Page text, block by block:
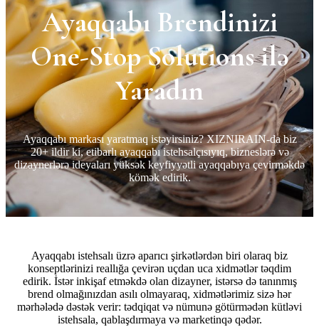
Ayaqqabı Brendinizi
One-Stop Solutions ilə
Yaradın
Ayaqqabı markası yaratmaq istəyirsiniz? XIZNIRAIN-da biz
20+ ildir ki, etibarlı ayaqqabı istehsalçısıyıq, bizneslərə və
dizaynerlərə ideyaları yüksək keyfiyyətli ayaqqabıya çevirməkdə
kömək edirik.
Ayaqqabı istehsalı üzrə aparıcı şirkətlərdən biri olaraq biz
konseptlərinizi reallığa çevirən uçdan uca xidmətlər təqdim
edirik. İstər inkişaf etməkdə olan dizayner, istərsə də tanınmış
brend olmağınızdan asılı olmayaraq, xidmətlərimiz sizə hər
mərhələdə dəstək verir: tədqiqat və nümunə götürmədən kütləvi
istehsala, qablaşdırmaya və marketinqə qədər.